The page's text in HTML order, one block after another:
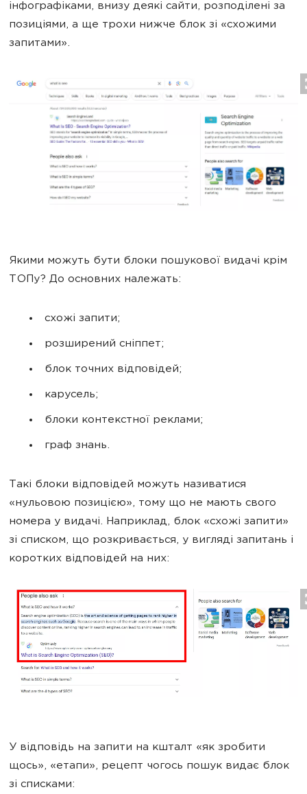
інфографіками, внизу деякі сайти, розподілені за
позиціями, а ще трохи нижче блок зі «схожими
запитами».
Якими можуть бути блоки пошукової видачі крім
ТОПу? До основних належать:
схожі запити;
розширений сніппет;
блок точних відповідей;
карусель;
блоки контекстної реклами;
граф знань.
Такі блоки відповідей можуть називатися
«нульовою позицією», тому що не мають свого
номера у видачі. Наприклад, блок «схожі запити»
зі списком, що розкривається, у вигляді запитань і
коротких відповідей на них:
У відповідь на запити на кшталт «як зробити
щось», «етапи», рецепт чогось пошук видає блок
зі списками: